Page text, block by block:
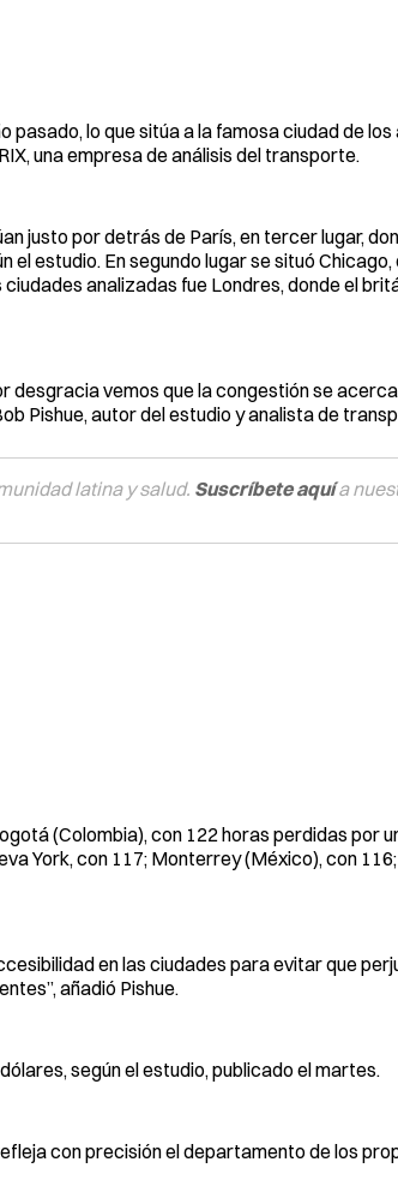
lo que sitúa a la famosa ciudad de
una empresa de análisis del transporte.
justo por detrás de París, en tercer lugar,
estudio. En segundo lugar se situó Chicago,
analizadas fue Londres, donde el
desgracia vemos que la congestión se
Pishue, autor del estudio y analista de
latina y salud. Suscríbete aquía
(Colombia), con 122 horas perdidas por
York, con 117; Monterrey (México), con
en las ciudades para evitar que
añadió Pishue.
según el estudio, publicado el martes.
con precisión el departamento de los